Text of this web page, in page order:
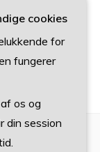
cookies
for
fungerer
os og
din session